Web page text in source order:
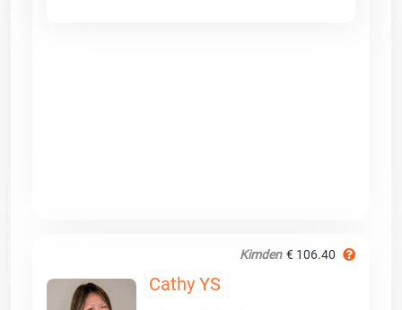
Kimden € 106.40
Cathy YS